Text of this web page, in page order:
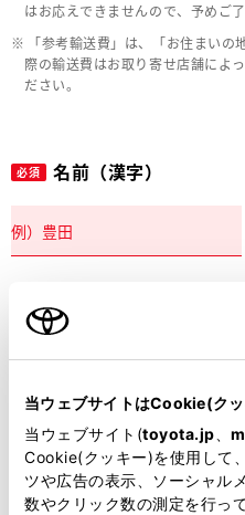
当ウェブサイトはCookie(クッ
当ウェブサイト(toyota.jp
Cookie(クッキー)を使用して
ツや広告の表示、ソーシャル
数やクリック数の測定を行っ
はお応えできませんので、予めご了
「参考輸送費」は、「お住まい
際の輸送費はお取り寄せ店舗によ
ださい。
必須 名前（漢字）
必須 名前（カナ）
必須 郵便番号